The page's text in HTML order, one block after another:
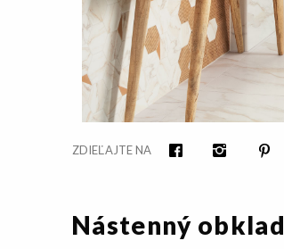
ZDIEĽAJTE NA Facebook Instagram
Nástenný obklad